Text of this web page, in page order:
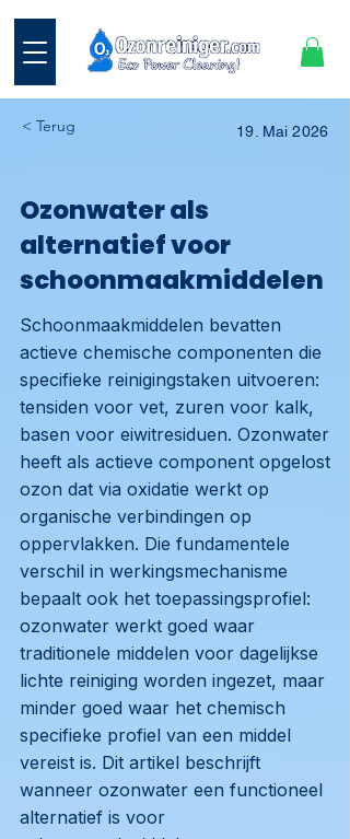
< Terug 19. Mai 2026
Ozonwater als
alternatief voor
schoonmaakmiddelen
Schoonmaakmiddelen bevatten
actieve chemische componenten die
specifieke reinigingstaken uitvoeren:
tensiden voor vet, zuren voor kalk,
basen voor eiwitresiduen. Ozonwater
heeft als actieve component opgelost
ozon dat via oxidatie werkt op
organische verbindingen op
oppervlakken. Die fundamentele
verschil in werkingsmechanisme
bepaalt ook het toepassingsprofiel:
ozonwater werkt goed waar
traditionele middelen voor dagelijkse
lichte reiniging worden ingezet, maar
minder goed waar het chemisch
specifieke profiel van een middel
vereist is. Dit artikel beschrijft
wanneer ozonwater een functioneel
alternatief is voor